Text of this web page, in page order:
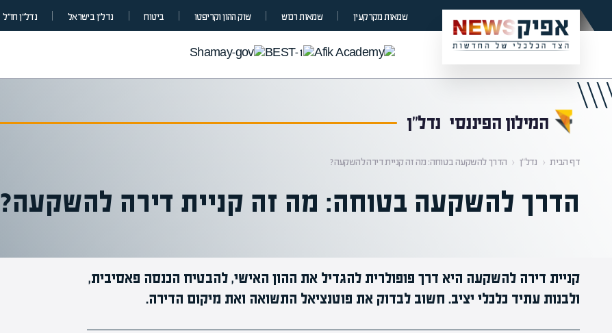
שמאות מקרקעין שמאות רכוש שוק ההון וקריפטו ביטוח נדל”ן בישראל נדל״ן חו״ל
המילון הפיננסי נדל"ן
דף הבית ‹ נדל"ן ‹ הדרך להשקעה בטוחה: מה זה קניית דירה להשקעה?
הדרך להשקעה בטוחה: מה זה קניית דירה להשקעה?
קניית דירה להשקעה היא דרך פופולרית להגדיל את ההון האישי, להבטיח הכנסה פאסיבית,
ולבנות עתיד כלכלי יציב. חשוב לבדוק את פוטנציאל התשואה ואת מיקום הדירה.